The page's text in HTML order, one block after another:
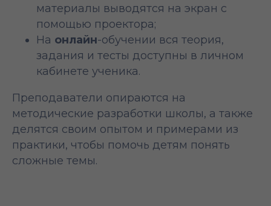
материалы выводятся на экран с
помощью проектора;
На онлайн-обучении вся теория,
задания и тесты доступны в личном
кабинете ученика.
Преподаватели опираются на
методические разработки школы, а также
делятся своим опытом и примерами из
практики, чтобы помочь детям понять
сложные темы.